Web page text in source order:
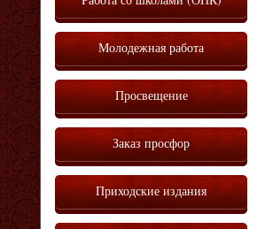
Молодежная работа
Просвещение
Заказ просфор
Приходские издания